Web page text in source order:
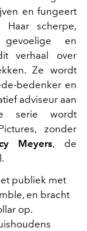
en fungeert
Haar scherpe,
en
verhaal over
Ze wordt
bedenker en
adviseur aan
serie wordt
zonder
Meyers, de
publiek met
en bracht
op.